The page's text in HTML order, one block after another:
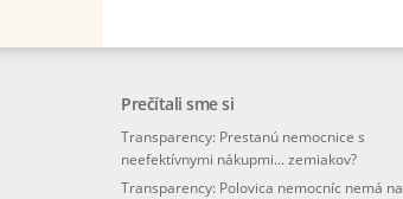
Prečítali sme si
Transparency: Prestanú nemocnice s
neefektívnymi nákupmi... zemiakov?
Transparency: Polovica nemocníc nemá na